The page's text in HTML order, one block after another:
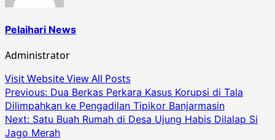
Pelaihari News
Administrator
Visit WebsiteView All Posts
Post
navigation
Previous: Dua Berkas Perkara Kasus Korupsi di Tala
Dilimpahkan ke Pengadilan Tipikor Banjarmasin
Next: Satu Buah Rumah di Desa Ujung Habis Dilalap Si
Jago Merah